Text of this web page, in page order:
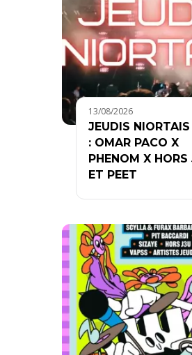
13/08/2026
JEUDIS
: OMAR PACO X
PHENOM X HORS
ET PEET